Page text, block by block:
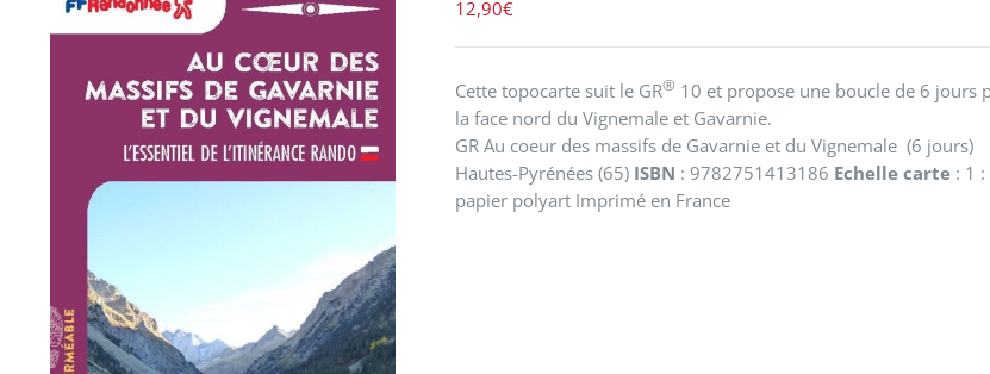
AJOUTER AU PANIER / DÉTAILS
12,90€
Cette topocarte suit le GR® 10 et propose une boucle de 6 jours
la face nord du Vignemale et Gavarnie.
GR Au coeur des massifs de Gavarnie et du Vignemale (6 jours)
Hautes-Pyrénées (65) ISBN : 9782751413186 Echelle carte : 1
papier polyart Imprimé en France